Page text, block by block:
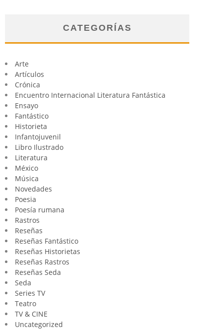
CATEGORÍAS
Arte
Artículos
Crónica
Encuentro Internacional Literatura Fantástica
Ensayo
Fantástico
Historieta
Infantojuvenil
Libro Ilustrado
Literatura
México
Música
Novedades
Poesia
Poesía rumana
Rastros
Reseñas
Reseñas Fantástico
Reseñas Historietas
Reseñas Rastros
Reseñas Seda
Seda
Series TV
Teatro
TV & CINE
Uncategorized